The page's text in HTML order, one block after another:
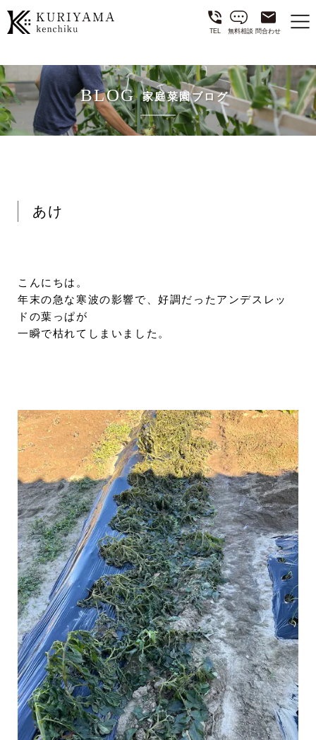
TEL 無料相談 問合わせ
BLOG 家庭菜園ブログ
あけ
こんにちは。
年末の急な寒波の影響で、好調だったアンデスレッ
ドの葉っぱが
一瞬で枯れてしまいました。